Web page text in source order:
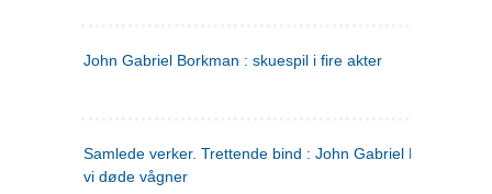
John Gabriel Borkman : skuespil i fire akter
Samlede verker. Trettende bind : John Gabriel Borkman ;
vi døde vågner